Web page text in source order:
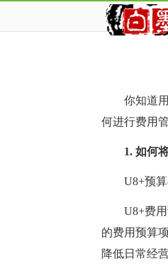
你知道用
何进行费用
1. 如何将
U8+预算与
U8+费用预
的费用预算
降低日常经